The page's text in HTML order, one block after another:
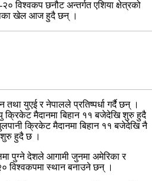
विश्वकप छनौट अन्तर्गत एशिया क्षेत्रको
खेल आज हुदै छन् ।
युएई र नेपालले प्रतिष्पर्धा गर्दै छन् ।
क्रिकेट मैदानमा बिहान ११ बजेदेखि शुरु हुदै
क्रिकेट मैदानमा बिहान ११ बजेदेखि नै
शुरु हुदै छ ।
पुग्ने देशले आगामी जुनमा अमेरिका र
विश्वकपमा स्थान बनाउने छन् ।